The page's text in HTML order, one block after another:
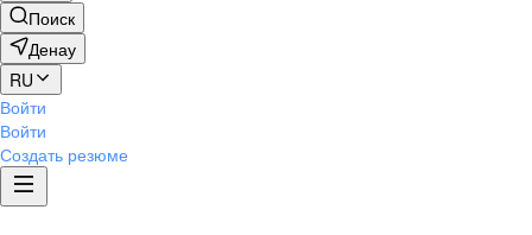
Поиск
Денау
RU
Войти
Войти
Создать резюме